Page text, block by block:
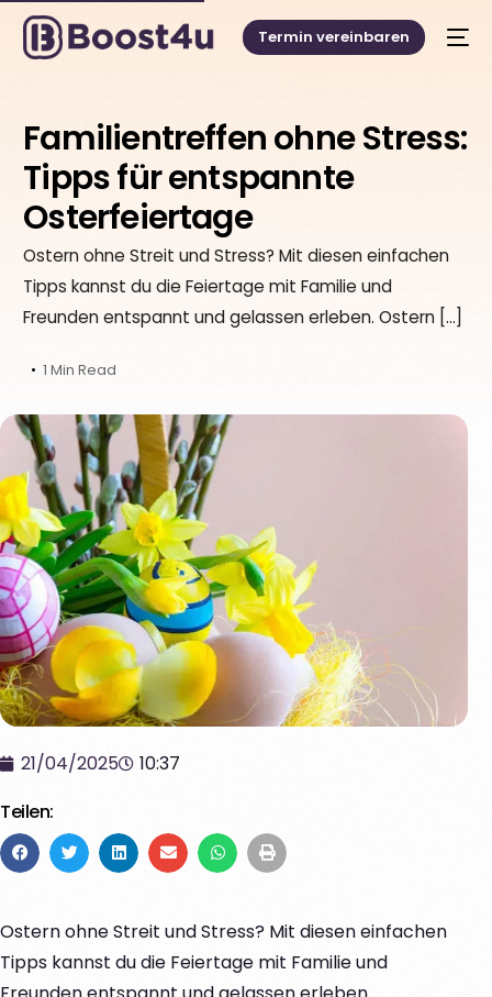
Termin vereinbaren
Familientreffen ohne Stress:
Tipps für entspannte
Osterfeiertage
Ostern ohne Streit und Stress? Mit diesen einfachen
Tipps kannst du die Feiertage mit Familie und
Freunden entspannt und gelassen erleben. Ostern […]
1 Min Read
21/04/2025
10:37
Teilen:
Ostern ohne Streit und Stress? Mit diesen einfachen
Tipps kannst du die Feiertage mit Familie und
Deutsch